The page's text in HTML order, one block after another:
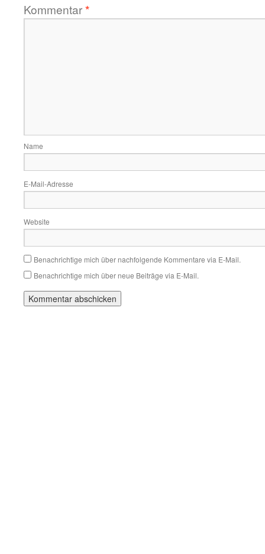
Kommentar*
Name
E-Mail-Adresse
Website
Benachrichtige mich über nachfolgende Kommentare via E-Mail.
Benachrichtige mich über neue Beiträge via E-Mail.